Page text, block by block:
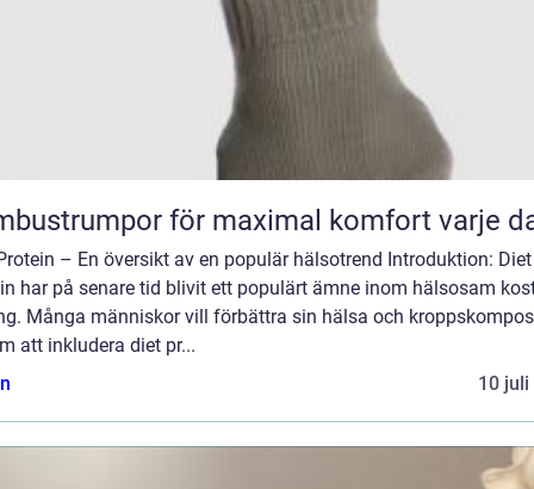
för maximal komfort varje
– En översikt av en populär hälsotrend Introduktion: Diet
har på senare tid blivit ett populärt ämne inom hälsosam
Många människor vill förbättra sin hälsa och
att inkludera diet pr...
10 juli